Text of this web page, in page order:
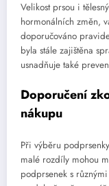
Velikost prsou i
hormonálních změn,
doporučováno
byla stále zajištěna
usnadňuje také
Doporučení
nákupu
Při výběru
malé rozdíly mohou
podprsenek s